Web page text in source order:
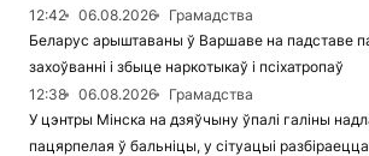
12:42
06.08.2026
Грамадства
Беларус арыштаваны ў Варшаве на падставе
захоўванні і збыце наркотыкаў і псіхатропаў
12:38
06.08.2026
Грамадства
У цэнтры Мінска на дзяўчыну ўпалі галіны
пацярпелая ў бальніцы, у сітуацыі